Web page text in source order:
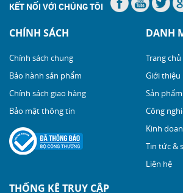
KẾT NỐI VỚI CHÚNG TÔI
CHÍNH SÁCH
Chính sách chung
Bảo hành sản phẩm
Chính sách giao hàng
Bảo mật thông tin
DANH
Trang chủ
Giới thiệu
Sản phẩm
Công
Kinh
Tin tức &
Liên hệ
THỐNG KÊ TRUY CẬP